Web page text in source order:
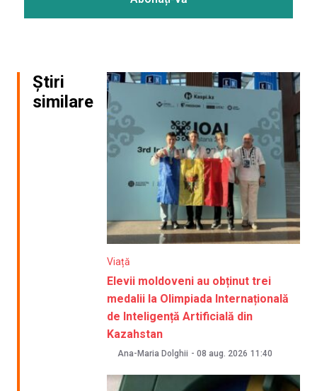
Știri
similare
Viață
Elevii moldoveni au obținut trei
medalii la Olimpiada Internațională
de Inteligență Artificială din
Kazahstan
Ana-Maria Dolghii - 08 aug. 2026 11:40